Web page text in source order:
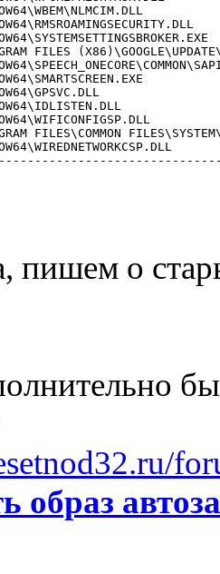
FILES
FILES\COMMON
пишем о
образ